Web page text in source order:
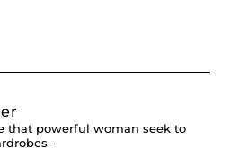
that powerful woman seek to
-